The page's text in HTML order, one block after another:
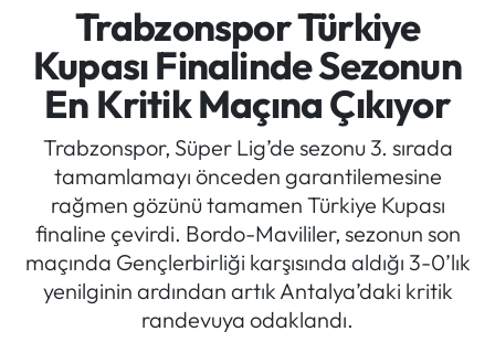
Trabzonspor Türkiye
Kupası Finalinde Sezonun
En Kritik Maçına Çıkıyor
Trabzonspor, Süper Lig’de sezonu 3. sırada
tamamlamayı önceden garantilemesine
rağmen gözünü tamamen Türkiye Kupası
finaline çevirdi. Bordo-Mavililer, sezonun son
maçında Gençlerbirliği karşısında aldığı 3-0’lık
yenilginin ardından artık Antalya’daki kritik
randevuya odaklandı.
Türkiye
Kültür/Sanat
Politika
Politik Kulis
Dünya
Magazin
Trabzon Trafik Yoğunluk Haritası
Süper Lig Puan Durumu ve Fikstür
Tüm Manşetler
Son Dakika Haberleri
Haber Arşivi